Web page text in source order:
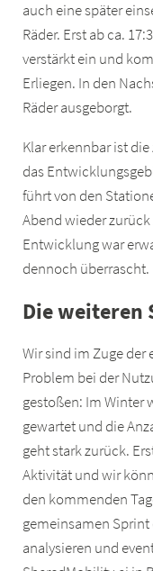
auch eine später
Räder. Erst ab ca.
verstärkt ein und
Erliegen. In den
Räder ausgeborgt.
Klar erkennbar ist
das
führt von den
Abend wieder
Entwicklung war
dennoch überrascht.
Die weiteren
Wir sind im Zuge der
Problem bei der
gestoßen: Im Winter
gewartet und die
geht stark zurück.
Aktivität und wir
den kommenden
gemeinsamen
analysieren und